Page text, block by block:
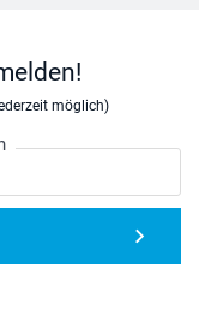
möglich)